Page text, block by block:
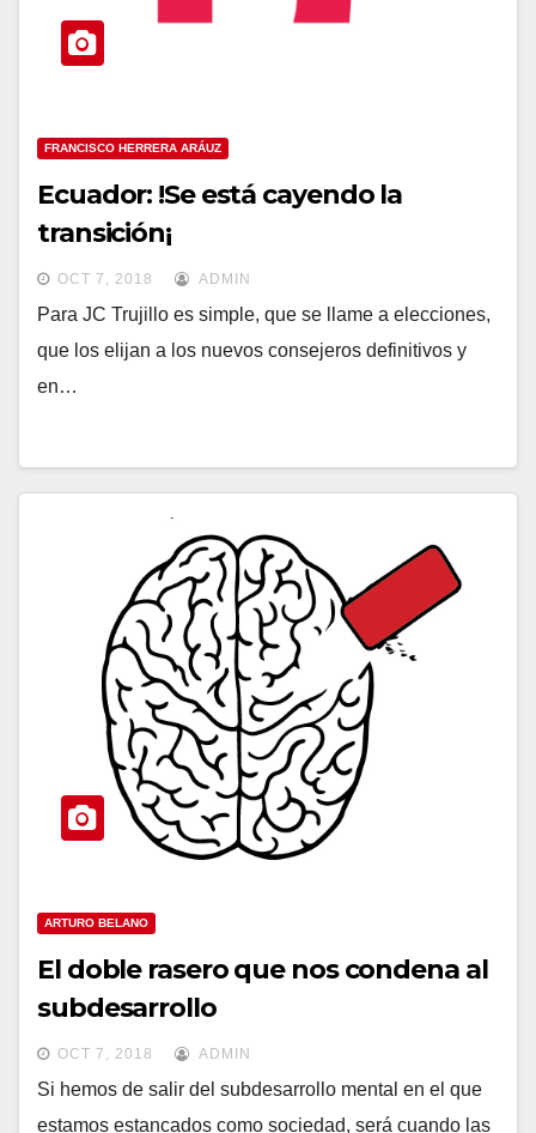
FRANCISCO HERRERA ARÁUZ
Ecuador: !Se está cayendo la
transición¡
OCT 7, 2018 ADMIN
Para JC Trujillo es simple, que se llame a elecciones,
que los elijan a los nuevos consejeros definitivos y
en…
ARTURO BELANO
El doble rasero que nos condena al
subdesarrollo
OCT 7, 2018 ADMIN
Si hemos de salir del subdesarrollo mental en el que
estamos estancados como sociedad, será cuando las